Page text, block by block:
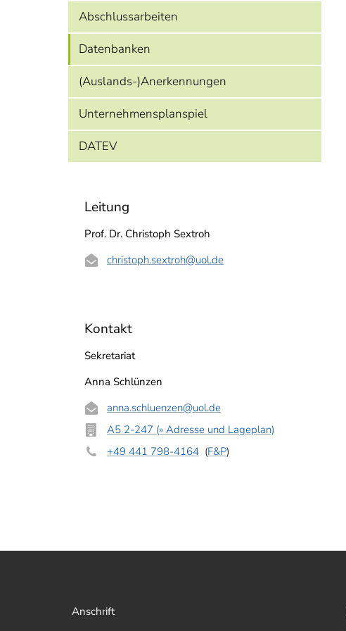
Abschlussarbeiten
Datenbanken
(Auslands-)Anerkennungen
Unternehmensplanspiel
DATEV
Leitung
Prof. Dr. Christoph Sextroh
christoph.sextroh@uol.de
Kontakt
Sekretariat
Anna Schlünzen
anna.schluenzen@uol.de
A5 2-247 (» Adresse und Lageplan)
+49 441 798-4164 (F&P)
Anschrift